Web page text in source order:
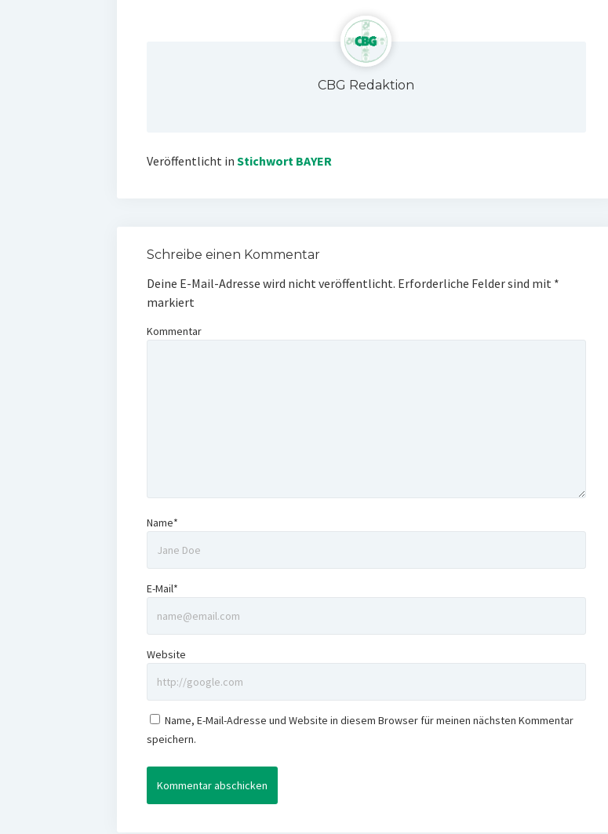
CBG Redaktion
Veröffentlicht in Stichwort BAYER
Schreibe einen Kommentar
Deine E-Mail-Adresse wird nicht veröffentlicht. Erforderliche Felder sind mit *
markiert
Kommentar
Name*
E-Mail*
Website
Name, E-Mail-Adresse und Website in diesem Browser für meinen nächsten Kommentar
speichern.